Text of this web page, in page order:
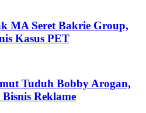
MA Seret Bakrie Group,
Kasus PET
Tuduh Bobby Arogan,
Reklame